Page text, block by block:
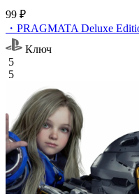
99 ₽
・PRAGMATA Deluxe
Ключ
5
5